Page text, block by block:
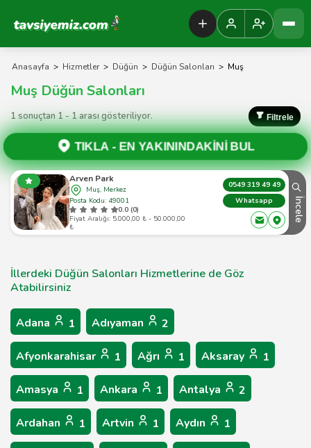
Tavsiyemiz Anasayfa
Anasayfa > Hizmetler > Düğün > Düğün Salonları > Muş
Muş Düğün Salonları
1 sonuçtan 1 - 1 arası gösteriliyor. Filtrele
TIKLA -EN YAKININDAKİNİ BUL
Arven Park
Muş, Merkez
Posta Kodu: 49001
0.0 (0)
Fiyat Aralığı: 5.000,00 ₺ - 50.000,00
₺
0549 319 49 49
Whatsapp
İncele
İllerdeki Düğün Salonları Hizmetlerine de Göz
Atabilirsiniz
Adana 1 Adıyaman 2
Afyonkarahisar 1 Ağrı 1 Aksaray 1
Amasya 1 Ankara 1 Antalya 2
Ardahan 1 Artvin 1 Aydın 1